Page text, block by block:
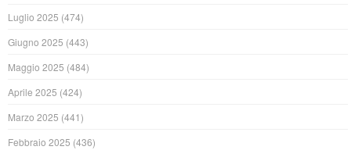
Luglio 2025 (474)
Giugno 2025 (443)
Maggio 2025 (484)
Aprile 2025 (424)
Marzo 2025 (441)
Febbraio 2025 (436)